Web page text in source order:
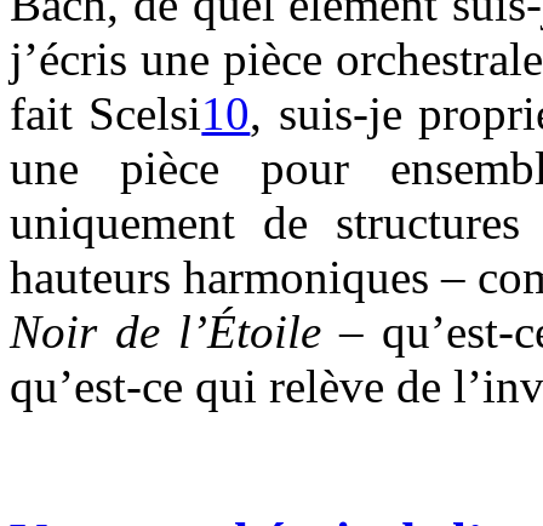
j’écris une pièce
fait Scelsi10, suis-je
une pièce pour
uniquement de
hauteurs harmoniques –
Noir de l’Étoile– qu’est-
qu’est-ce qui relève de